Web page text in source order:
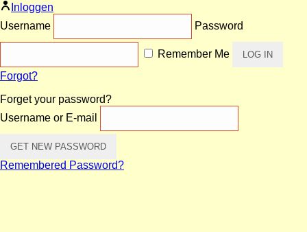
Inloggen
Username
Password
Remember Me
Forgot?
Forget your password?
Username or E-mail
Remembered Password?